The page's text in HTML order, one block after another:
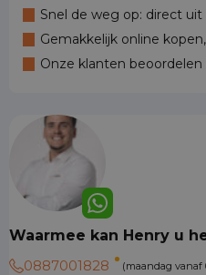
Snel de weg op: direct uit
Gemakkelijk online
Onze klanten
Waarmee kan Henry u
0887001828
(maandag vanaf